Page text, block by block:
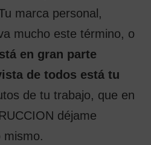
marca personal,
mucho este término, o
en gran parte
de todos está tu
de tu trabajo, que en
déjame
mismo.